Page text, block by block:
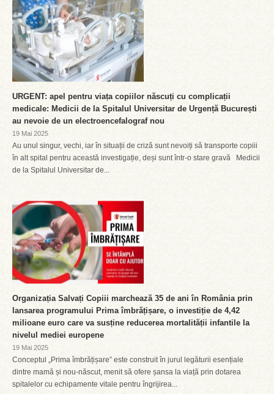
URGENT: apel pentru viața copiilor născuți cu complicații
medicale: Medicii de la Spitalul Universitar de Urgență București
au nevoie de un electroencefalograf nou
19 Mai 2025
Au unul singur, vechi, iar în situații de criză sunt nevoiți să transporte copiii
în alt spital pentru această investigație, deși sunt într-o stare gravă Medicii
de la Spitalul Universitar de...
Organizația Salvați Copiii marchează 35 de ani în România prin
lansarea programului Prima îmbrățișare, o investiție de 4,42
milioane euro care va susține reducerea mortalității infantile la
nivelul mediei europene
19 Mai 2025
Conceptul „Prima îmbrățișare” este construit în jurul legăturii esențiale
dintre mamă și nou-născut, menit să ofere șansa la viață prin dotarea
spitalelor cu echipamente vitale pentru îngrijirea...